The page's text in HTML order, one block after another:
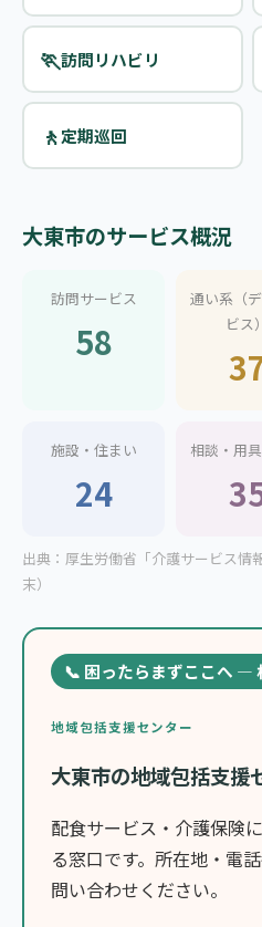
🏃訪問リハビリ
🚶定期巡回
大東市のサービス概況
訪問サービス
58
通い系（
ビス）
施設・住まい
24
相談・用
出典：厚生労働省「介護サービス情
末）
📞 困ったらまずここへ —
地域包括支援センター
大東市の地域包括支援
配食サービス・介護保険
る窓口です。所在地・電
問い合わせください。